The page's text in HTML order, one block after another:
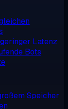
Latenz
Bots
Speicher